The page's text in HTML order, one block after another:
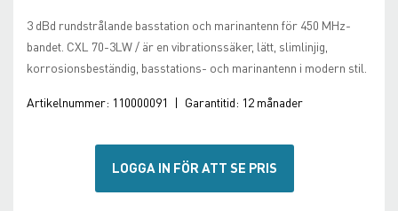
3 dBd rundstrålande basstation och marinantenn för 450 MHz-
bandet. CXL 70-3LW / är en vibrationssäker, lätt, slimlinjig,
korrosionsbeständig, basstations- och marinantenn i modern stil.
Artikelnummer: 110000091 | Garantitid: 12 månader
LOGGA IN FÖR ATT SE PRIS
gallery